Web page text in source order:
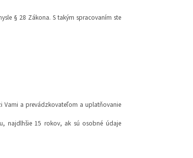
§ 28 Zákona. S takým spracovaním ste
a prevádzkovateľom a uplatňovanie
najdlhšie 15 rokov, ak sú osobné údaje